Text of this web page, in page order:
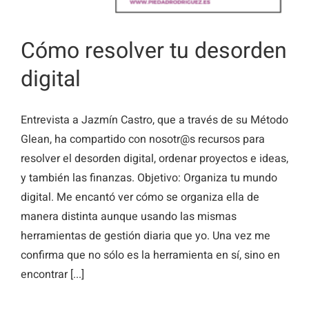
Cómo resolver tu desorden
digital
Entrevista a Jazmín Castro, que a través de su Método
Glean, ha compartido con nosotr@s recursos para
resolver el desorden digital, ordenar proyectos e ideas,
y también las finanzas. Objetivo: Organiza tu mundo
digital. Me encantó ver cómo se organiza ella de
manera distinta aunque usando las mismas
herramientas de gestión diaria que yo. Una vez me
confirma que no sólo es la herramienta en sí, sino en
encontrar [...]